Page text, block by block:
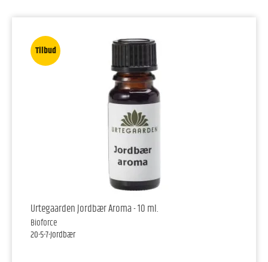
Tilbud
Urtegaarden Jordbær Aroma - 10 ml.
Bioforce
20-5-7-Jordbær